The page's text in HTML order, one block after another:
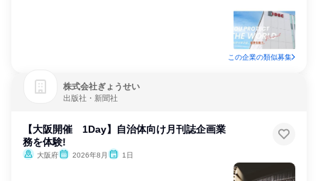
この企業の類似募集
株式会社ぎょうせい
出版社・新聞社
【大阪開催 1Day】自治体向け月刊誌企画業
務を体験!
大阪府 2026年8月 1日